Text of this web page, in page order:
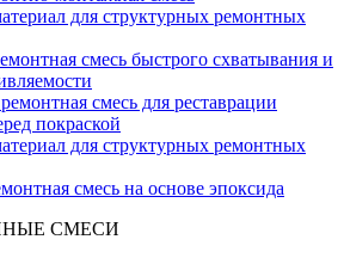
для структурных ремонтных
смесь быстрого схватывания и
смесь для реставрации
покраской
для структурных ремонтных
смесь на основе эпоксида
СМЕСИ